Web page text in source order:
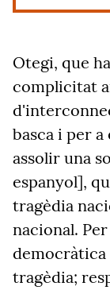
Otegi, que
complicitat
basca i per
assolir una
espanyol],
tragèdia
nacional.
democràtica
tragèdia;